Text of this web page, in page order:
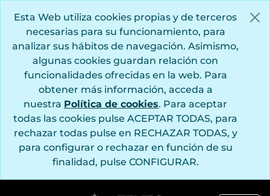
Esta Web utiliza cookies propias y de terceros
necesarias para su funcionamiento, para
analizar sus hábitos de navegación. Asimismo,
algunas cookies guardan relación con
funcionalidades ofrecidas en la web. Para
obtener más información, acceda a
nuestra Política de cookies. Para aceptar
todas las cookies pulse ACEPTAR TODAS, para
rechazar todas pulse en RECHAZAR TODAS, y
para configurar o rechazar en función de su
finalidad, pulse CONFIGURAR.